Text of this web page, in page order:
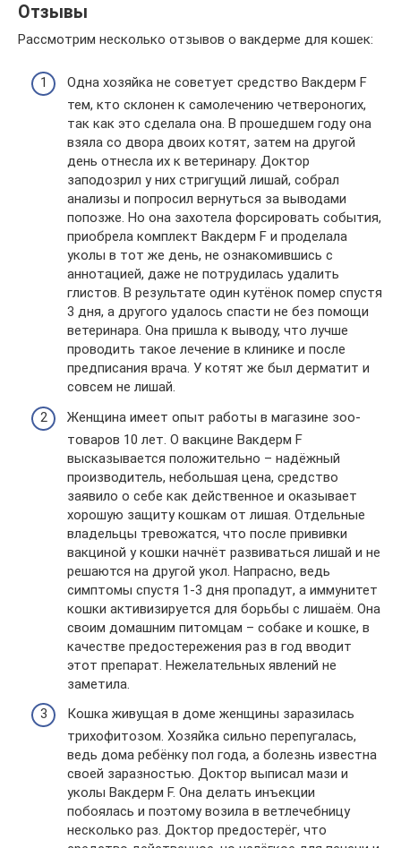
Отзывы
Рассмотрим несколько отзывов о вакдерме для кошек:
Одна хозяйка не советует средство Вакдерм F
тем, кто склонен к самолечению четвероногих,
так как это сделала она. В прошедшем году она
взяла со двора двоих котят, затем на другой
день отнесла их к ветеринару. Доктор
заподозрил у них стригущий лишай, собрал
анализы и попросил вернуться за выводами
попозже. Но она захотела форсировать события,
приобрела комплект Вакдерм F и проделала
уколы в тот же день, не ознакомившись с
аннотацией, даже не потрудилась удалить
глистов. В результате один кутёнок помер спустя
3 дня, а другого удалось спасти не без помощи
ветеринара. Она пришла к выводу, что лучше
проводить такое лечение в клинике и после
предписания врача. У котят же был дерматит и
совсем не лишай.
Женщина имеет опыт работы в магазине зоо-
товаров 10 лет. О вакцине Вакдерм F
высказывается положительно – надёжный
производитель, небольшая цена, средство
заявило о себе как действенное и оказывает
хорошую защиту кошкам от лишая. Отдельные
владельцы тревожатся, что после прививки
вакциной у кошки начнёт развиваться лишай и не
решаются на другой укол. Напрасно, ведь
симптомы спустя 1-3 дня пропадут, а иммунитет
кошки активизируется для борьбы с лишаём. Она
своим домашним питомцам – собаке и кошке, в
качестве предостережения раз в год вводит
этот препарат. Нежелательных явлений не
заметила.
Кошка живущая в доме женщины заразилась
трихофитозом. Хозяйка сильно перепугалась,
ведь дома ребёнку пол года, а болезнь известна
своей заразностью. Доктор выписал мази и
уколы Вакдерм F. Она делать инъекции
побоялась и поэтому возила в ветлечебницу
несколько раз. Доктор предостерёг, что